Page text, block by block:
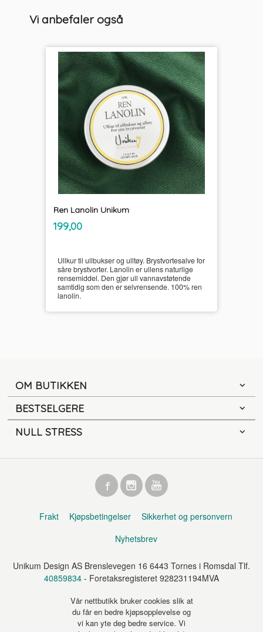
Vi anbefaler også
Ren Lanolin Unikum
Pris
199,00mva.
Ullkur til ullbukser og ulltøy. Brystvortesalve for
såre brystvorter. Lanolin er ullens naturlige
rensemiddel. Den gjør ull vannavstøtende
samtidig som den er selvrensende. 100% ren
lanolin.
OM BUTIKKEN
BESTSELGERE
NULL STRESS
Frakt Kjøpsbetingelser
Sikkerhet og personvern
Nyhetsbrev
Unikum Design AS Brenslevegen 16 6443 Tornes i Romsdal Tlf.
40859834 - Foretaksregisteret 928231194MVA
Vår nettbutikk bruker cookies slik at
du får en bedre kjøpsopplevelse og
vi kan yte deg bedre service. Vi